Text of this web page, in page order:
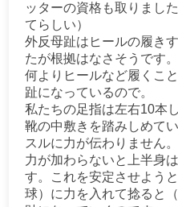
ッターの資格も取りまし
てらしい）
外反母趾はヒールの履き
たが根拠はなさそうです。
何よりヒールなど履くこ
趾になっているので。
私たちの足指は左右10本
靴の中敷きを踏みしめて
スルに力が伝わりません
力が加わらないと上半身
す。これを安定させよう
球）に力を入れて捻ると